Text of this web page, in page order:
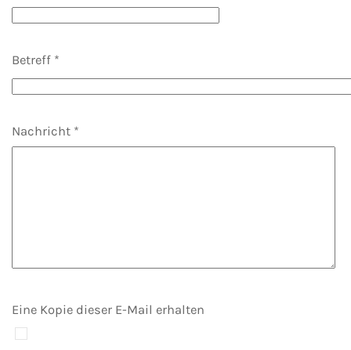
Betreff *
Nachricht *
Eine Kopie dieser E-Mail erhalten